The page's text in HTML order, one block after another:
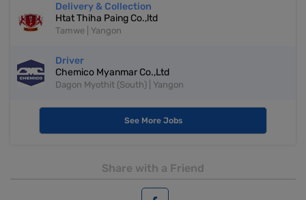
Delivery & Collection
Htat Thiha Paing Co.,ltd
Tamwe | Yangon
Driver
Chemico Myanmar Co.,Ltd
Dagon Myothit (South) | Yangon
See More Jobs
Share with a Friend